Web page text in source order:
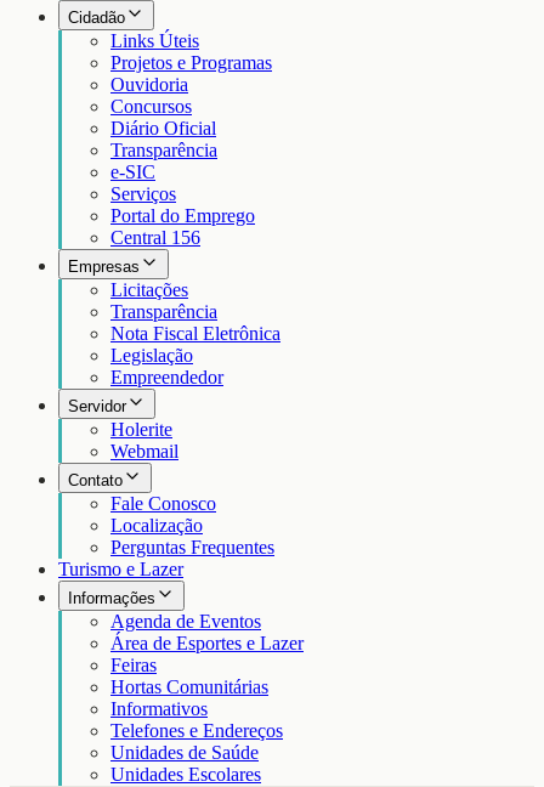
Cidadão
Links Úteis
Projetos e Programas
Ouvidoria
Concursos
Diário Oficial
Transparência
e-SIC
Serviços
Portal do Emprego
Central 156
Empresas
Licitações
Transparência
Nota Fiscal Eletrônica
Legislação
Empreendedor
Servidor
Holerite
Webmail
Contato
Fale Conosco
Localização
Perguntas Frequentes
Turismo e Lazer
Informações
Agenda de Eventos
Área de Esportes e Lazer
Feiras
Hortas Comunitárias
Informativos
Telefones e Endereços
Unidades de Saúde
Unidades Escolares